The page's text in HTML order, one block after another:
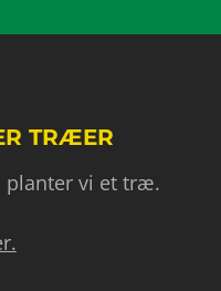
TRÆER
planter vi et træ.